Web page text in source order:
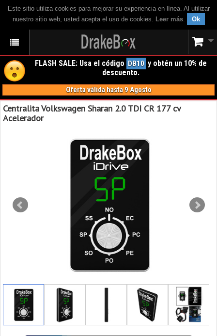
Este sitio utiliza cookies para mejorar su experiencia en línea. Al utilizar
nuestro sitio web, usted acepta el uso de cookies. Leer más. Ok
FLASH SALE: Usa el código DB10 y obtén un 10% de
descuento.
Oferta válida hasta 9 Agosto
Centralita Volkswagen Sharan 2.0 TDI CR 177 cv
Acelerador